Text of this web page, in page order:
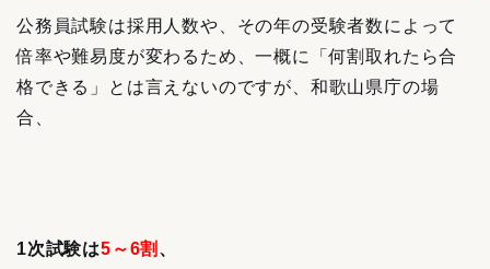
公務員試験は採用人数や、その年の受験者数によって
倍率や難易度が変わるため、一概に「何割取れたら合
格できる」とは言えないのですが、和歌山県庁の場
合、
1次試験は5～6割 、